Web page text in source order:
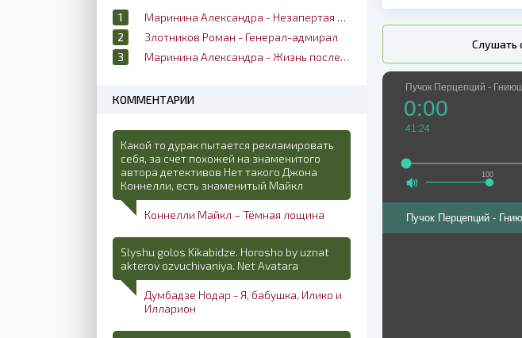
Слушать
Пучок Перцепций -
100
0:00
41:24
Пучок Перцепций -
Маринина Александра - Незапертая дверь
Злотников Роман - Генерал-адмирал
Маринина Александра - Жизнь после жизни
КОММЕНТАРИИ
Какой то дурак пытается рекламировать
себя, за счет похожей на знаменитого
автора детективов Нет такого Джона
Коннелли, есть знаменитый Майкл
Коннелли Майкл – Тёмная лощина
Slyshu golos Kikabidze. Horosho by uznat
akterov ozvuchivaniya. Net Avatara
Думбадзе Нодар - Я, бабушка, Илико и
Илларион